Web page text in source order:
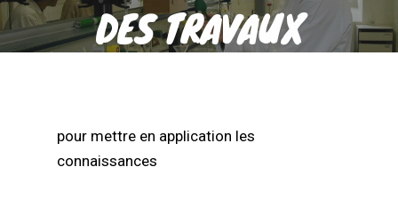
DES TRAVAUX
pour mettre en application les
connaissances